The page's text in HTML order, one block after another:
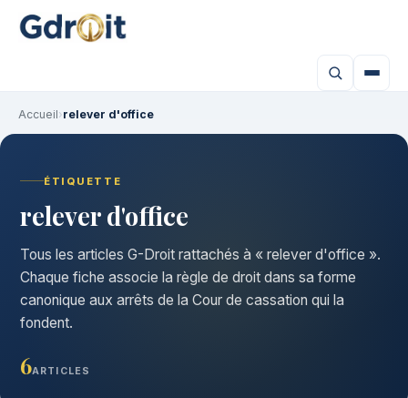
Accueil›relever d'office
ÉTIQUETTE
relever d'office
Tous les articles G-Droit rattachés à « relever d'office ».
Chaque fiche associe la règle de droit dans sa forme
canonique aux arrêts de la Cour de cassation qui la
fondent.
6ARTICLES